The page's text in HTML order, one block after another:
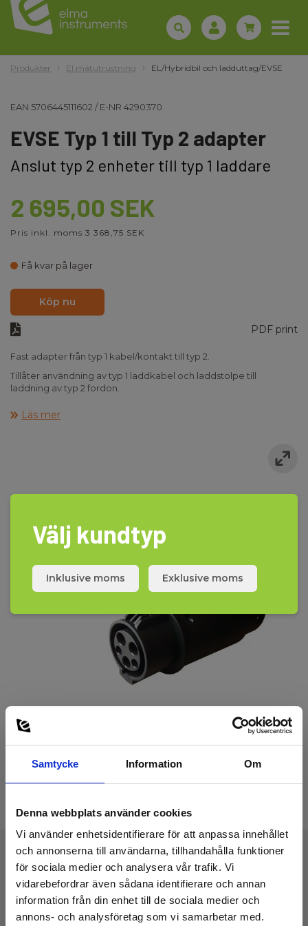
Samtycke Information Om
Denna webbplats använder cookies
Vi använder enhetsidentifierare för att anpassa innehållet
och annonserna till användarna, tillhandahålla funktioner
för sociala medier och analysera vår trafik. Vi
vidarebefordrar även sådana identifierare och annan
information från din enhet till de sociala medier och
annons- och analysföretag som vi samarbetar med.
Produkter El mätutrustning EL/Hybridbil och ladduttag/EVSE
EAN 5706445111602 /E-NR 4290370
EVSE Typ 1 till Typ 2 adapter
Anslut typ 2 enheter till typ 1 laddare
2 695,00 SEK
Pris inkl. moms 3 368,75 SEK
Få kvar på lager
Köp nu
PDF print
Fast adapter från typ 1 kabel/kontakt till typ 2.
Tillåter användning av typ 1 laddkabel och laddstolpe till
laddning av typ 2 fordon.
mätadapter för mätning på typ 1 laddkabel och laddstolpe.
Läs mer
Tekniske Data
Laddkontakt mot laddstolpe
Välj kundtyp
Inklusive moms Exklusive moms